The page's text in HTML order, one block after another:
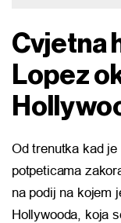
Cvjetna
Lopez
Od trenutka kad
potpeticama
na podij na kojem
Hollywooda, koja